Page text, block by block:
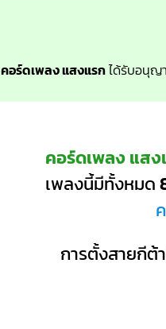
คอร์ดเพลง แสงแรกได้รับอนุญ
คอร์ดเพลง แสง
เพลงนี้มีทั้งหมด
การตั้งสายกีต้